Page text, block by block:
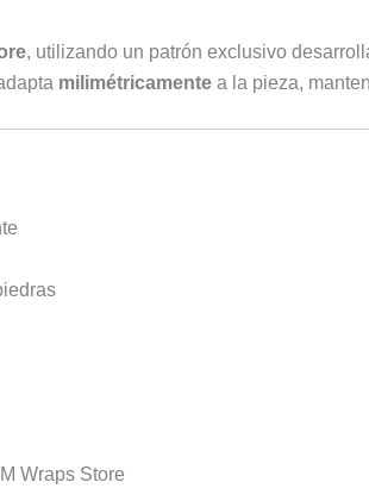
, utilizando un patrón exclusivo
milimétricamente a la pieza,
Wraps Store